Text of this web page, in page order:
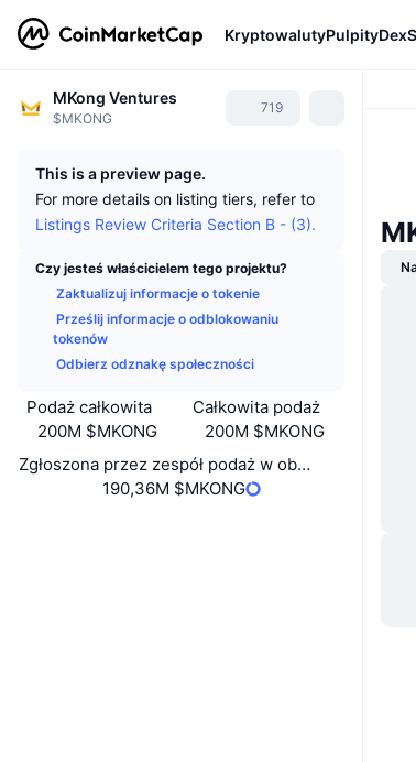
KryptowalutyPulpity
MKong Ventures
$MKONG
719
This is a preview page.
For more details on listing tiers, refer to
Listings Review Criteria Section B - (3).
Czy jesteś właścicielem tego projektu?
Zaktualizuj informacje o tokenie
Prześlij informacje o odblokowaniu
tokenów
Odbierz odznakę społeczności
Podaż całkowita
200M $MKONG
Całkowita podaż
200M $MKONG
Zgłoszona przez zespół podaż w obiegu
190,36M $MKONG